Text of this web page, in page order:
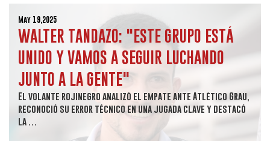
May 19,2025
WALTER TANDAZO: "ESTE GRUPO ESTÁ
UNIDO Y VAMOS A SEGUIR LUCHANDO
JUNTO A LA GENTE"
El volante rojinegro analizó el empate ante Atlético Grau,
reconoció su error técnico en una jugada clave y destacó
la …